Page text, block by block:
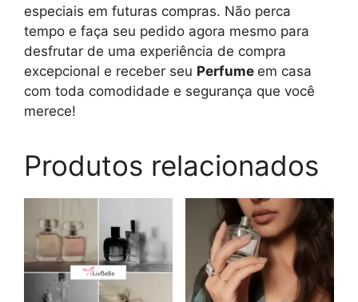
especiais em futuras compras. Não perca
tempo e faça seu pedido agora mesmo para
desfrutar de uma experiência de compra
excepcional e receber seu Perfume em casa
com toda comodidade e segurança que você
merece!
Produtos relacionados